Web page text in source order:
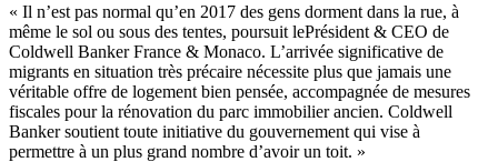
« Il n’est pas normal qu’en 2017 des gens dorment dans la rue, à
même le sol ou sous des tentes, poursuit lePrésident & CEO de
Coldwell Banker France & Monaco. L’arrivée significative de
migrants en situation très précaire nécessite plus que jamais une
véritable offre de logement bien pensée, accompagnée de mesures
fiscales pour la rénovation du parc immobilier ancien. Coldwell
Banker soutient toute initiative du gouvernement qui vise à
permettre à un plus grand nombre d’avoir un toit. »